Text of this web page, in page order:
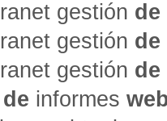
gestión de
gestión de
gestión de
de informes